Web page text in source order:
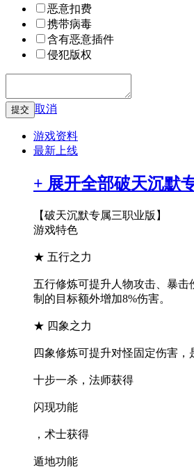
恶意扣费
携带病毒
含有恶意插件
侵犯版权
取消
游戏资料
最新上线
+ 展开全部破天沉默
【破天沉默专属三职业版】
游戏特色
★ 五行之力
五行修炼可提升人物攻击、暴
制的目标额外增加8%伤害。
★ 四象之力
四象修炼可提升对怪固定伤害
十步一杀，法师获得
闪现功能
，术士获得
遁地功能